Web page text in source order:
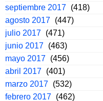
septiembre 2017 (418)
agosto 2017 (447)
julio 2017 (471)
junio 2017 (463)
mayo 2017 (456)
abril 2017 (401)
marzo 2017 (532)
febrero 2017 (462)